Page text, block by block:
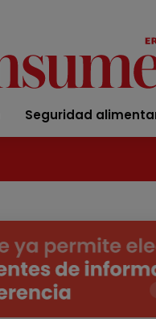
Seguridad